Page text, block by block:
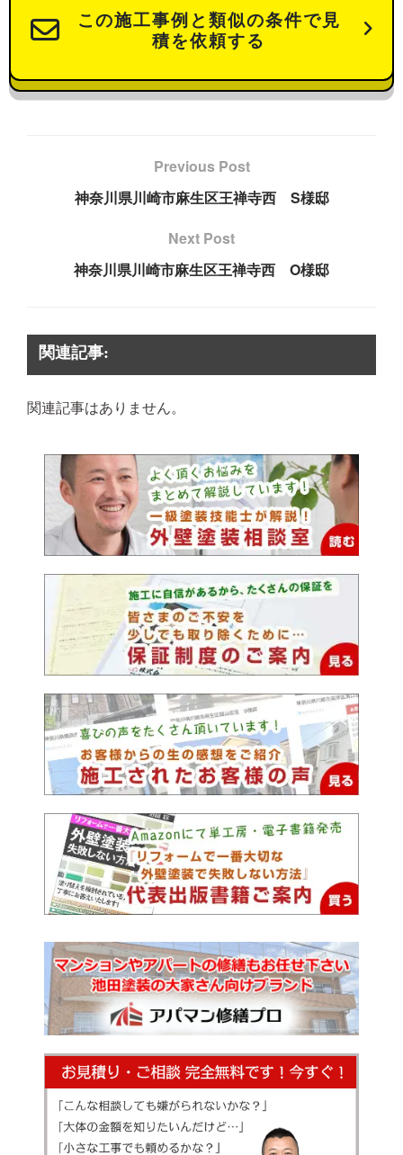
この施工事例と類似の条件で見
積を依頼する
Previous Post
神奈川県川崎市麻生区王禅寺西 S様邸
Next Post
神奈川県川崎市麻生区王禅寺西 O様邸
関連記事:
関連記事はありません。